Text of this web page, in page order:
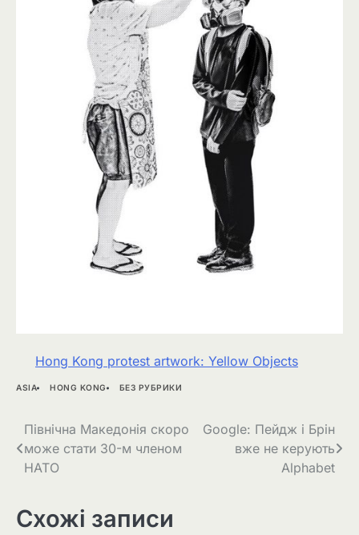
Hong Kong protest artwork: Yellow Objects
ASIA HONG KONG БЕЗ РУБРИКИ
Навігація
записів
Північна Македонія скоро
може стати 30-м членом
НАТО
Google: Пейдж і Брін
вже не керують
Alphabet
Схожі записи